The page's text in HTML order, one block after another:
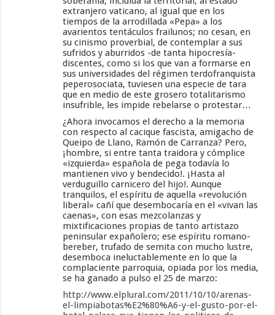
extranjero vaticano, al igual que en los
tiempos de la arrodillada «Pepa» a los
avarientos tentáculos frailunos; no cesan, en
su cinismo proverbial, de contemplar a sus
sufridos y aburridos -de tanta hipocresía-
discentes, como si los que van a formarse en
sus universidades del régimen terdofranquista
peperosociata, tuviesen una especie de tara
que en medio de este grosero totalitarismo
insufrible, les impide rebelarse o protestar…
¿Ahora invocamos el derecho a la memoria
con respecto al cacique fascista, amigacho de
Queipo de Llano, Ramón de Carranza? Pero,
¡hombre, si entre tanta traidora y cómplice
«izquierda» española de pega todavía lo
mantienen vivo y bendecido!. ¡Hasta al
verduguillo carnicero del hijo!. Aunque
tranquilos, el espíritu de aquella «revolución
liberal» cañí que desembocaría en el «vivan las
caenas», con esas mezcolanzas y
mixtificaciones propias de tanto artistazo
peninsular expañolero; ese espíritu romano-
bereber, trufado de semita con mucho lustre,
desemboca ineluctablemente en lo que la
complaciente parroquia, opiada por los media,
se ha ganado a pulso el 25 de marzo:
http://www.elplural.com/2011/10/10/arenas-
el-limpiabotas%E2%80%A6-y-el-gusto-por-el-